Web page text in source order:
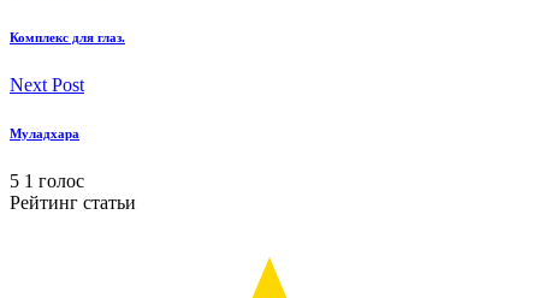
Комплекс для глаз.
Next Post
Муладхара
5 1 голос
Рейтинг статьи